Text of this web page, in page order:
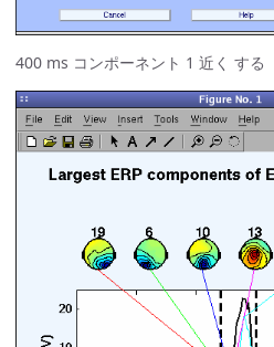
400 ms コンポーネント 1 近く する